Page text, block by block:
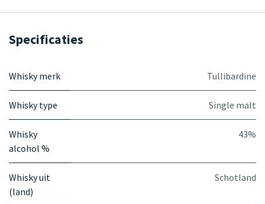
Specificaties
Whisky merk Tullibardine
Whisky type Single malt
Whisky
alcohol %
43%
Whisky uit
(land)
Schotland